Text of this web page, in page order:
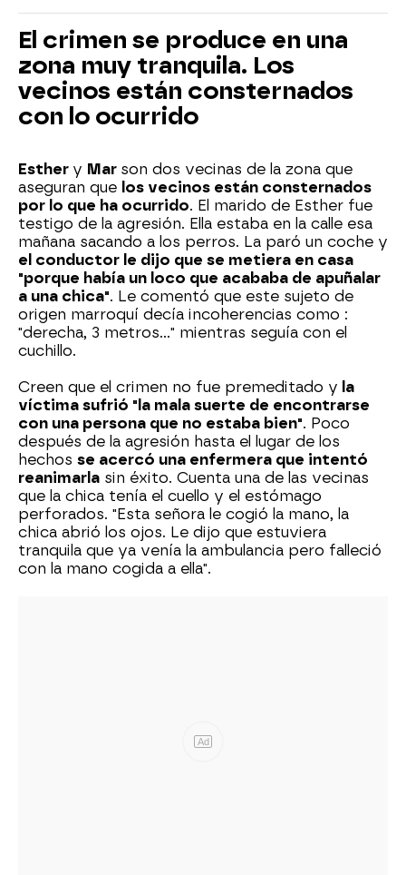
El crimen se produce en una
zona muy tranquila. Los
vecinos están consternados
con lo ocurrido
Esther y Mar son dos vecinas de la zona que
aseguran que los vecinos están consternados
por lo que ha ocurrido. El marido de Esther fue
testigo de la agresión. Ella estaba en la calle esa
mañana sacando a los perros. La paró un coche y
el conductor le dijo que se metiera en casa
"porque había un loco que acababa de apuñalar
a una chica". Le comentó que este sujeto de
origen marroquí decía incoherencias como :
"derecha, 3 metros..." mientras seguía con el
cuchillo.
Creen que el crimen no fue premeditado y la
víctima sufrió "la mala suerte de encontrarse
con una persona que no estaba bien". Poco
después de la agresión hasta el lugar de los
hechos se acercó una enfermera que intentó
reanimarla sin éxito. Cuenta una de las vecinas
que la chica tenía el cuello y el estómago
perforados. "Esta señora le cogió la mano, la
chica abrió los ojos. Le dijo que estuviera
tranquila que ya venía la ambulancia pero falleció
con la mano cogida a ella".
Ad